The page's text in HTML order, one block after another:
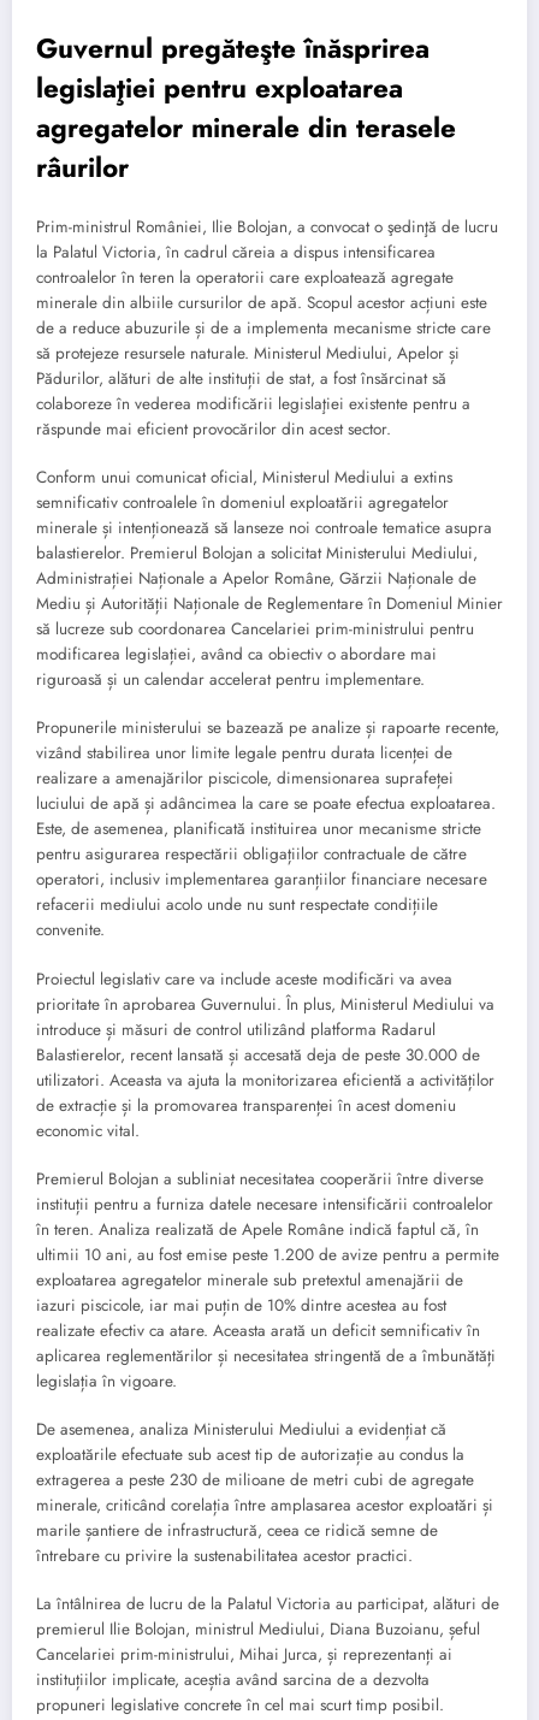
Guvernul pregăteşte înăsprirea
legislaţiei pentru exploatarea
agregatelor minerale din terasele
râurilor
Prim-ministrul României, Ilie Bolojan, a convocat o şedinţă de lucru
la Palatul Victoria, în cadrul căreia a dispus intensificarea
controalelor în teren la operatorii care exploatează agregate
minerale din albiile cursurilor de apă. Scopul acestor acțiuni este
de a reduce abuzurile și de a implementa mecanisme stricte care
să protejeze resursele naturale. Ministerul Mediului, Apelor și
Pădurilor, alături de alte instituții de stat, a fost însărcinat să
colaboreze în vederea modificării legislaţiei existente pentru a
răspunde mai eficient provocărilor din acest sector.
Conform unui comunicat oficial, Ministerul Mediului a extins
semnificativ controalele în domeniul exploatării agregatelor
minerale și intenționează să lanseze noi controale tematice asupra
balastierelor. Premierul Bolojan a solicitat Ministerului Mediului,
Administrației Naționale a Apelor Române, Gărzii Naționale de
Mediu și Autorității Naționale de Reglementare în Domeniul Minier
să lucreze sub coordonarea Cancelariei prim-ministrului pentru
modificarea legislației, având ca obiectiv o abordare mai
riguroasă și un calendar accelerat pentru implementare.
Propunerile ministerului se bazează pe analize și rapoarte recente,
vizând stabilirea unor limite legale pentru durata licenței de
realizare a amenajărilor piscicole, dimensionarea suprafeței
luciului de apă și adâncimea la care se poate efectua exploatarea.
Este, de asemenea, planificată instituirea unor mecanisme stricte
pentru asigurarea respectării obligațiilor contractuale de către
operatori, inclusiv implementarea garanțiilor financiare necesare
refacerii mediului acolo unde nu sunt respectate condițiile
convenite.
Proiectul legislativ care va include aceste modificări va avea
prioritate în aprobarea Guvernului. În plus, Ministerul Mediului va
introduce și măsuri de control utilizând platforma Radarul
Balastierelor, recent lansată și accesată deja de peste 30.000 de
utilizatori. Aceasta va ajuta la monitorizarea eficientă a activităților
de extracție și la promovarea transparenței în acest domeniu
economic vital.
Premierul Bolojan a subliniat necesitatea cooperării între diverse
instituții pentru a furniza datele necesare intensificării controalelor
în teren. Analiza realizată de Apele Române indică faptul că, în
ultimii 10 ani, au fost emise peste 1.200 de avize pentru a permite
exploatarea agregatelor minerale sub pretextul amenajării de
iazuri piscicole, iar mai puțin de 10% dintre acestea au fost
realizate efectiv ca atare. Aceasta arată un deficit semnificativ în
aplicarea reglementărilor și necesitatea stringentă de a îmbunătăți
legislația în vigoare.
De asemenea, analiza Ministerului Mediului a evidențiat că
exploatările efectuate sub acest tip de autorizație au condus la
extragerea a peste 230 de milioane de metri cubi de agregate
minerale, criticând corelația între amplasarea acestor exploatări și
marile șantiere de infrastructură, ceea ce ridică semne de
întrebare cu privire la sustenabilitatea acestor practici.
La întâlnirea de lucru de la Palatul Victoria au participat, alături de
premierul Ilie Bolojan, ministrul Mediului, Diana Buzoianu, șeful
Cancelariei prim-ministrului, Mihai Jurca, și reprezentanți ai
instituțiilor implicate, aceștia având sarcina de a dezvolta
propuneri legislative concrete în cel mai scurt timp posibil.